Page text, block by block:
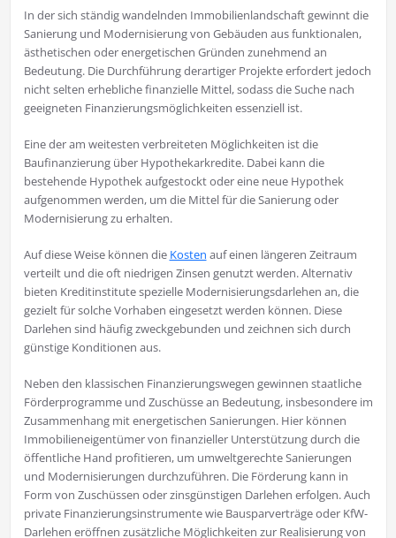
In der sich ständig wandelnden Immobilienlandschaft gewinnt die
Sanierung und Modernisierung von Gebäuden aus funktionalen,
ästhetischen oder energetischen Gründen zunehmend an
Bedeutung. Die Durchführung derartiger Projekte erfordert jedoch
nicht selten erhebliche finanzielle Mittel, sodass die Suche nach
geeigneten Finanzierungsmöglichkeiten essenziell ist.
Eine der am weitesten verbreiteten Möglichkeiten ist die
Baufinanzierung über Hypothekarkredite. Dabei kann die
bestehende Hypothek aufgestockt oder eine neue Hypothek
aufgenommen werden, um die Mittel für die Sanierung oder
Modernisierung zu erhalten.
Auf diese Weise können die Kosten auf einen längeren Zeitraum
verteilt und die oft niedrigen Zinsen genutzt werden. Alternativ
bieten Kreditinstitute spezielle Modernisierungsdarlehen an, die
gezielt für solche Vorhaben eingesetzt werden können. Diese
Darlehen sind häufig zweckgebunden und zeichnen sich durch
günstige Konditionen aus.
Neben den klassischen Finanzierungswegen gewinnen staatliche
Förderprogramme und Zuschüsse an Bedeutung, insbesondere im
Zusammenhang mit energetischen Sanierungen. Hier können
Immobilieneigentümer von finanzieller Unterstützung durch die
öffentliche Hand profitieren, um umweltgerechte Sanierungen
und Modernisierungen durchzuführen. Die Förderung kann in
Form von Zuschüssen oder zinsgünstigen Darlehen erfolgen. Auch
private Finanzierungsinstrumente wie Bausparverträge oder KfW-
Darlehen eröffnen zusätzliche Möglichkeiten zur Realisierung von